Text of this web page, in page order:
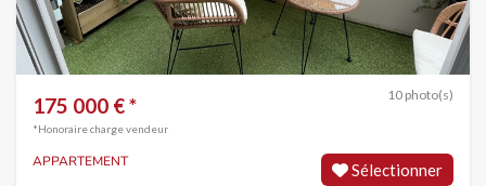
10 photo(s)
175 000 € *
*Honoraire charge vendeur
Sélectionner
APPARTEMENT